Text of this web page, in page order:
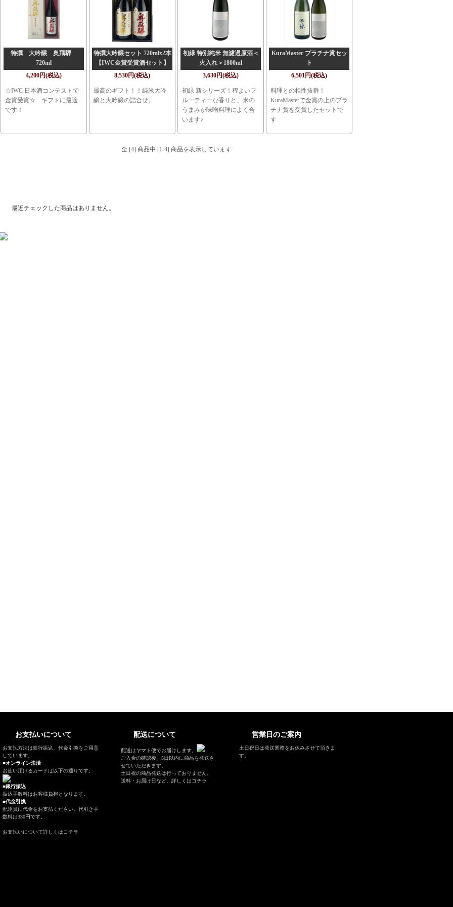
特撰 大吟醸 奥飛騨
720ml
4,200円(税込)
☆IWC 日本酒コンテストで
金賞受賞☆ ギフトに最適
です！
特撰大吟醸セット 720mlx2本
【IWC金賞受賞酒セット】
8,530円(税込)
最高のギフト！！純米大吟
醸と大吟醸の詰合せ。
初緑 特別純米 無濾過原酒＜
火入れ＞1800ml
3,630円(税込)
初緑 新シリーズ！程よいフ
ルーティーな香りと、米の
うまみが味噌料理によく合
います♪
KuraMaster プラチナ賞セッ
ト
6,501円(税込)
料理との相性抜群！
KuraMasterで金賞の上のプラ
チナ賞を受賞したセットで
す
全 [4] 商品中 [1-4] 商品を表示しています
最近チェックした商品はありません。
お支払いについて
お支払方法は銀行振込、代金引換をご用意
しています。
■オンライン決済
お使い頂けるカードは以下の通りです。
■銀行振込
振込手数料はお客様負担となります。
■代金引換
配達員に代金をお支払ください。代引き手
数料は330円です。
お支払いについて詳しくはコチラ
配送について
配送はヤマト便でお届けします。
ご入金の確認後、5日以内に商品を発送さ
せていただきます。
土日祝の商品発送は行っておりません。
送料・お届け日など、 詳しくはコチラ
営業日のご案内
土日祝日は発送業務をお休みさせて頂きま
す。